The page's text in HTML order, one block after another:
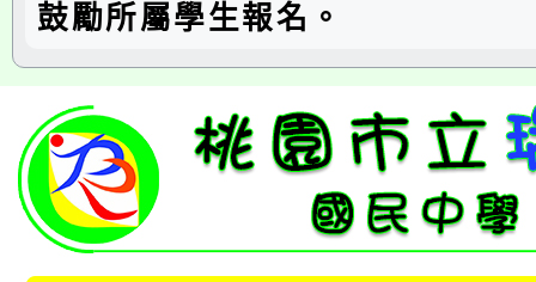
鼓勵所屬學生報名。